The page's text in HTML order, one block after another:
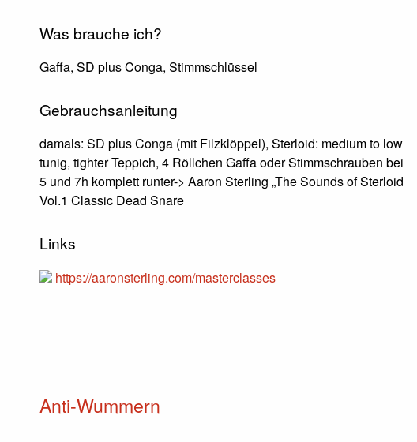
Was brauche ich?
Gaffa, SD plus Conga, Stimmschlüssel
Gebrauchsanleitung
damals: SD plus Conga (mit Filzklöppel), Sterloid: medium to low
tunig, tighter Teppich, 4 Röllchen Gaffa oder Stimmschrauben bei
5 und 7h komplett runter-> Aaron Sterling „The Sounds of Sterloid
Vol.1 Classic Dead Snare
Links
https://aaronsterling.com/masterclasses
Anti-Wummern